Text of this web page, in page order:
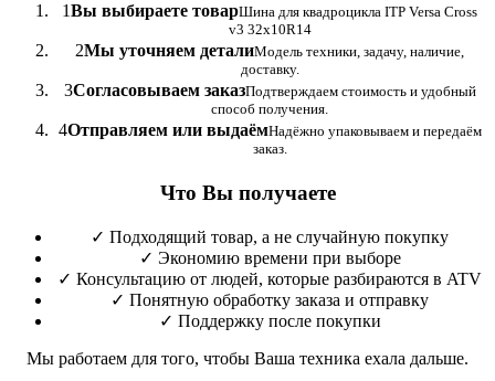
1Вы выбираете товарШина для квадроцикла ITP Versa Cross
v3 32x10R14
2Мы уточняем деталиМодель техники, задачу, наличие,
доставку.
3Согласовываем заказПодтверждаем стоимость и удобный
способ получения.
4Отправляем или выдаёмНадёжно упаковываем и передаём
заказ.
Что Вы получаете
✓ Подходящий товар, а не случайную покупку
✓ Экономию времени при выборе
✓ Консультацию от людей, которые разбираются в ATV
✓ Понятную обработку заказа и отправку
✓ Поддержку после покупки
Мы работаем для того, чтобы Ваша техника ехала дальше.